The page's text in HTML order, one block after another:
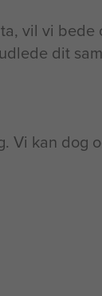
vil vi bede
dit
kan dog